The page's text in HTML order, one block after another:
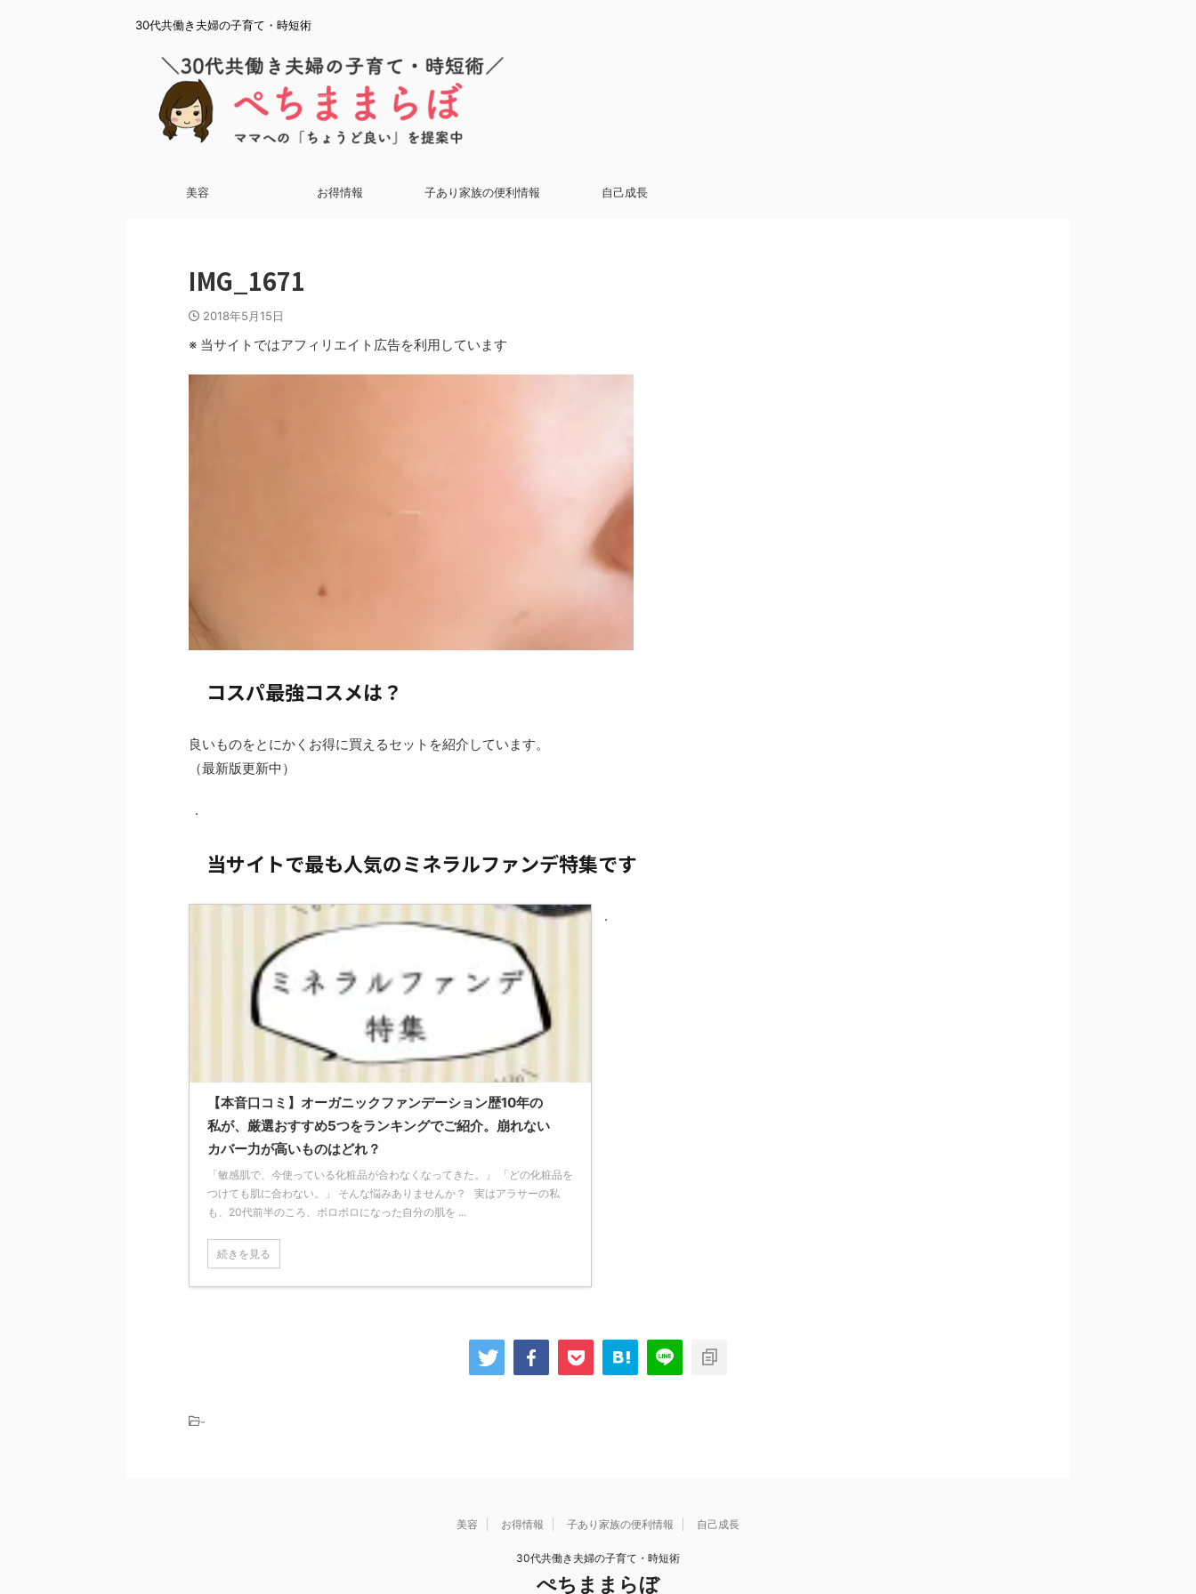
30代共働き夫婦の子育て・時短術
美容 お得情報 子あり家族の便利情報 自己成長
IMG_1671
2018年5月15日
※ 当サイトではアフィリエイト広告を利用しています
コスパ最強コスメは？
良いものをとにかくお得に買えるセットを紹介しています。
（最新版更新中）
.
当サイトで最も人気のミネラルファンデ特集です
【本音口コミ】オーガニックファンデーション歴10年の
私が、厳選おすすめ5つをランキングでご紹介。崩れない
カバー力が高いものはどれ？
「敏感肌で、今使っている化粧品が合わなくなってきた。」 「どの化粧品を
つけても肌に合わない。」 そんな悩みありませんか？ 実はアラサーの私
も、20代前半のころ、ボロボロになった自分の肌を ...
続きを見る
.
-
美容 お得情報 子あり家族の便利情報 自己成長
30代共働き夫婦の子育て・時短術
ぺちままらぼ